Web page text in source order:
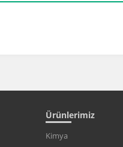
Ürünlerimiz
Kimya